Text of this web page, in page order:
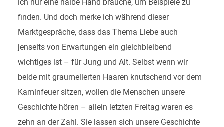
ich nur eine halbe Hand brauche, um Beispiele zu
finden. Und doch merke ich während dieser
Marktgespräche, dass das Thema Liebe auch
jenseits von Erwartungen ein gleichbleibend
wichtiges ist – für Jung und Alt. Selbst wenn wir
beide mit graumelierten Haaren knutschend vor dem
Kaminfeuer sitzen, wollen die Menschen unsere
Geschichte hören – allein letzten Freitag waren es
zehn an der Zahl. Sie lassen sich unsere Geschichte